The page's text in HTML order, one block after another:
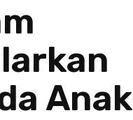
Anak